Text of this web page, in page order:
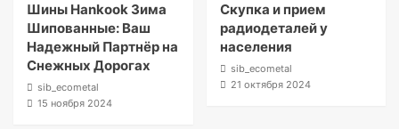
Шины Hankook Зима
Шипованные: Ваш
Надежный Партнёр на
Снежных Дорогах
sib_ecometal
15 ноября 2024
Скупка и прием
радиодеталей у
населения
sib_ecometal
21 октября 2024